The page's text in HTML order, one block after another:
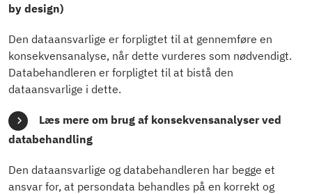
by design)
Den dataansvarlige er forpligtet til at gennemføre en
konsekvensanalyse, når dette vurderes som nødvendigt.
Databehandleren er forpligtet til at bistå den
dataansvarlige i dette.
Læs mere om brug af konsekvensanalyser ved
databehandling
Den dataansvarlige og databehandleren har begge et
ansvar for, at persondata behandles på en korrekt og